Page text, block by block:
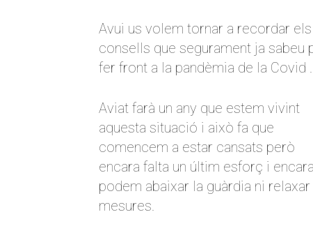
Avui us volem tornar a recordar els
consells que segurament ja sabeu
fer front a la pandèmia de la Covid .
Aviat farà un any que estem vivint
aquesta situació i això fa que
comencem a estar cansats però
encara falta un últim esforç i
podem abaixar la guàrdia ni
mesures.